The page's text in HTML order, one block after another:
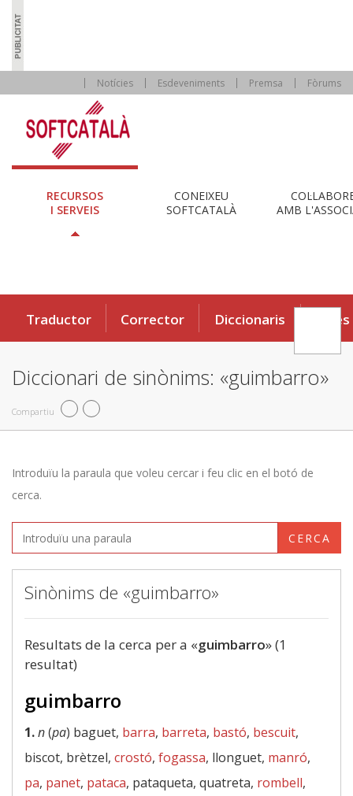
Notícies Esdeveniments Premsa Fòrums
RECURSOS
I SERVEIS
CONEIXEU
SOFTCATALÀ
AMB
Traductor Corrector Diccionaris Eines
Diccionari de sinònims: «guimbarro»
Compartiu
Introduïu la paraula que voleu cercar i feu clic en el botó de
cerca.
CERCA
Sinònims de «guimbarro»
Resultats de la cerca per a «guimbarro» (1
resultat)
guimbarro
1.n(pa) baguet, barra, barreta, bastó, bescuit,
biscot, brètzel, crostó, fogassa, llonguet, manró,
pa, panet, pataca, pataqueta, quatreta, rombell,